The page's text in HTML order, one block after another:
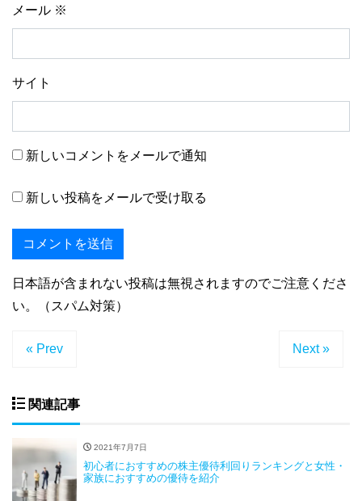
メール ※
サイト
新しいコメントをメールで通知
新しい投稿をメールで受け取る
日本語が含まれない投稿は無視されますのでご注意くださ
い。（スパム対策）
« Prev Next »
関連記事
2021年7月7日
初心者におすすめの株主優待利回りランキングと女性・
家族におすすめの優待を紹介